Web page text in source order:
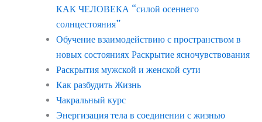
КАК ЧЕЛОВЕКА “силой осеннего
солнцестояния”
Обучение взаимодействию с пространством в
новых состояниях Раскрытие ясночувствования
Раскрытия мужской и женской сути
Как разбудить Жизнь
Чакральный курс
Энергизация тела в соединении с жизнью